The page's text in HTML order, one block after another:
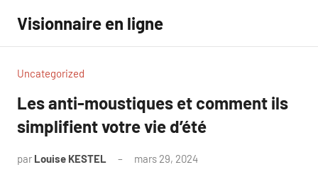
contenu
Visionnaire en ligne
Uncategorized
Les anti-moustiques et comment ils
simplifient votre vie d’été
par Louise KESTEL mars 29, 2024